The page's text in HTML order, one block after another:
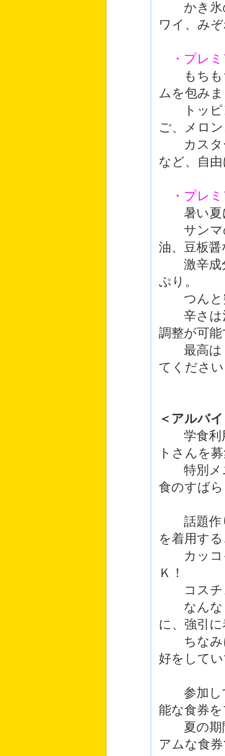
かき氷の
ワイ、み
・プレ
もちもち
ムを包み
トッピン
ご、メロ
カスター
など、自
・プレ
暑い夏に
サンマの
油、豆板
激辛成分
ぷり。
つんと突
辛さは注
調整が可
最高は「
てくださ
＜アルバ
学食利用
トさんを
特別メニ
食のすば
話題作り
を着用す
カッコイ
Ｋ！
コスチ
なんなら
に、強引
ちなみに
好をして
参加して
能な食券
夏の期間
アムな食